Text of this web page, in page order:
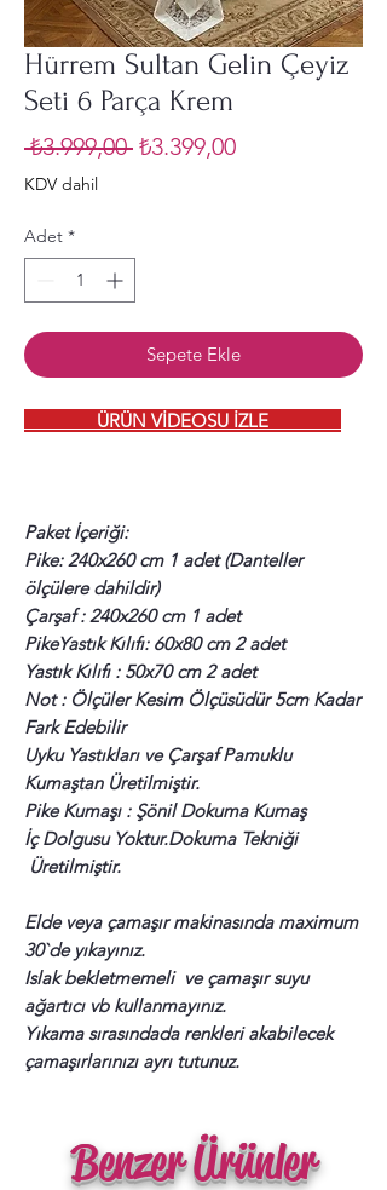
Hürrem Sultan Gelin Çeyiz
Seti 6 Parça Krem
₺3.999,00 Normal
₺3.399,00İndirimli
KDV dahil
Adet *
Sepete Ekle
ÜRÜN VİDEOSU İZLE
Paket İçeriği:
Pike: 240x260 cm 1 adet (Danteller
ölçülere dahildir)
Çarşaf : 240x260 cm 1 adet
PikeYastık Kılıfı: 60x80 cm 2 adet
Yastık Kılıfı : 50x70 cm 2 adet
Not : Ölçüler Kesim Ölçüsüdür 5cm Kadar
Fark Edebilir
Uyku Yastıkları ve Çarşaf Pamuklu
Kumaştan Üretilmiştir.
Pike Kumaşı : Şönil Dokuma Kumaş
İç Dolgusu Yoktur.Dokuma Tekniği
Üretilmiştir.
Elde veya çamaşır makinasında maximum
30`de yıkayınız.
Islak bekletmemeli ve çamaşır suyu
ağartıcı vb kullanmayınız.
Yıkama sırasındada renkleri akabilecek
çamaşırlarınızı ayrı tutunuz.
Benzer Ürünler